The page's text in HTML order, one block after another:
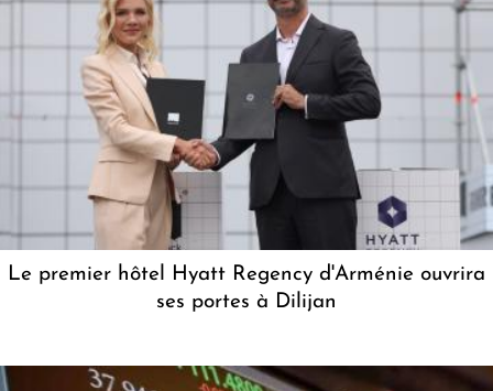
Le premier hôtel Hyatt Regency d'Arménie ouvrira
ses portes à Dilijan